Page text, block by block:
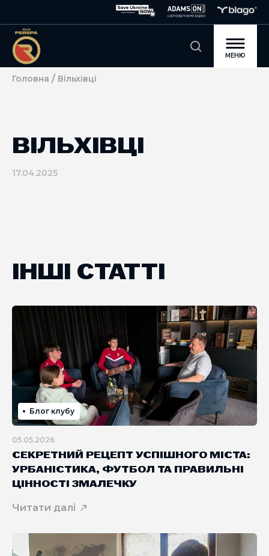
МЕНЮ
Головна / Вільхівці
ВІЛЬХІВЦІ
17.04.2025
ІНШІ СТАТТІ
Блог клубу
05.05.2026
СЕКРЕТНИЙ РЕЦЕПТ УСПІШНОГО МІСТА:
УРБАНІСТИКА, ФУТБОЛ ТА ПРАВИЛЬНІ
ЦІННОСТІ ЗМАЛЕЧКУ
Читати далі